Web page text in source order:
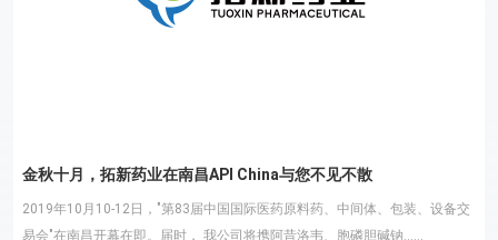
金秋十月，拓新药业在南昌API China与您不见不散
2019年10月10-12日，"第83届中国国际医药原料药、中间体、包装、设备交
易会"在南昌开幕在即。届时， 我公司将携阿昔洛韦、胞磷胆碱钠......